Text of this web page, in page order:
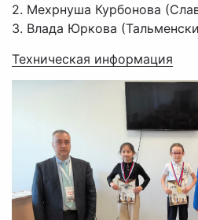
2. Мехрнуша Курбонова
3. Влада Юркова
Техническая информация